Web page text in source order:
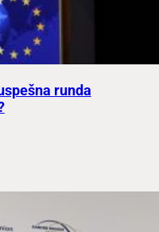
runda